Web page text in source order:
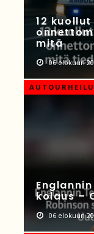
12
mitä
06 elokuun
AUTOURHEILU
kolaus –
06 elokuun